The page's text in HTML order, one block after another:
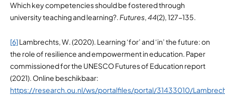
Which key competencies should be fostered through
university teaching and learning?. Futures,44(2), 127-135.
[6]Lambrechts, W. (2020). Learning ‘for’ and ‘in’ the future: on
the role of resilience and empowerment in education. Paper
commissioned for the UNESCO Futures of Education report
(2021). Online beschikbaar:
https://research.ou.nl/ws/portalfiles/portal/31433010/